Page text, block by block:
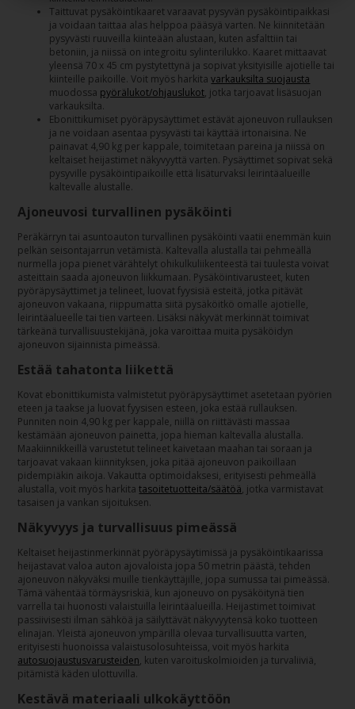
Taittuvat pysäköintikaaret varaavat pysyvän pysäköintipaikkasi
ja voidaan taittaa alas helppoa pääsyä varten. Ne kiinnitetään
pysyvästi ruuveilla kiinteään alustaan, kuten asfalttiin tai
betoniin, ja niissä on integroitu sylinterilukko. Kaaret mittaavat
yleensä 70 x 45 cm pystytettynä ja sopivat yksityisille ajotielle tai
kiinteille paikoille. Voit myös harkitavarkauksilta suojausta
muodossa pyörälukot/ohjauslukot, jotka tarjoavat lisäsuojan
varkauksilta.
Ebonittikumiset pyöräpysäyttimet estävät ajoneuvon rullauksen
ja ne voidaan asentaa pysyvästi tai käyttää irtonaisina. Ne
painavat 4,90 kg per kappale, toimitetaan pareina ja niissä on
keltaiset heijastimet näkyvyyttä varten. Pysäyttimet sopivat sekä
pysyville pysäköintipaikoille että lisäturvaksi leirintäalueille
kaltevalle alustalle.
Ajoneuvosi turvallinen pysäköinti
Peräkärryn tai asuntoauton turvallinen pysäköinti vaatii enemmän kuin
pelkän seisontajarrun vetämistä. Kaltevalla alustalla tai pehmeällä
nurmella jopa pienet värähtelyt ohikulkuliikenteestä tai tuulesta voivat
asteittain saada ajoneuvon liikkumaan. Pysäköintivarusteet, kuten
pyöräpysäyttimet ja telineet, luovat fyysisiä esteitä, jotka pitävät
ajoneuvon vakaana, riippumatta siitä pysäköitkö omalle ajotielle,
leirintäalueelle tai tien varteen. Lisäksi näkyvät merkinnät toimivat
tärkeänä turvallisuustekijänä, joka varoittaa muita pysäköidyn
ajoneuvon sijainnista pimeässä.
Estää tahatonta liikettä
Kovat ebonittikumista valmistetut pyöräpysäyttimet asetetaan pyörien
eteen ja taakse ja luovat fyysisen esteen, joka estää rullauksen.
Punniten noin 4,90 kg per kappale, niillä on riittävästi massaa
kestämään ajoneuvon painetta, jopa hieman kaltevalla alustalla.
Maakiinnikkeillä varustetut telineet kaivetaan maahan tai soraan ja
tarjoavat vakaan kiinnityksen, joka pitää ajoneuvon paikoillaan
pidempiäkin aikoja. Vakautta optimoidaksesi, erityisesti pehmeällä
alustalla, voit myös harkitatasoitetuotteita/säätöä, jotka varmistavat
tasaisen ja vankan sijoituksen.
Näkyvyys ja turvallisuus pimeässä
Keltaiset heijastinmerkinnät pyöräpysäytimissä ja pysäköintikaarissa
heijastavat valoa auton ajovaloista jopa 50 metrin päästä, tehden
ajoneuvon näkyväksi muille tienkäyttäjille, jopa sumussa tai pimeässä.
Tämä vähentää törmäysriskiä, kun ajoneuvo on pysäköitynä tien
varrella tai huonosti valaistuilla leirintäalueilla. Heijastimet toimivat
passiivisesti ilman sähköä ja säilyttävät näkyvyytensä koko tuotteen
elinajan. Yleistä ajoneuvon ympärillä olevaa turvallisuutta varten,
erityisesti huonoissa valaistusolosuhteissa, voit myös harkita
autosuojaustusvarusteiden, kuten varoituskolmioiden ja turvaliiviä,
pitämistä käden ulottuvilla.
Kestävä materiaali ulkokäyttöön